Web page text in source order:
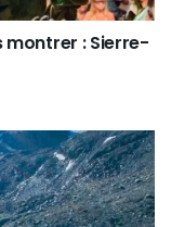
montrer : Sierre-